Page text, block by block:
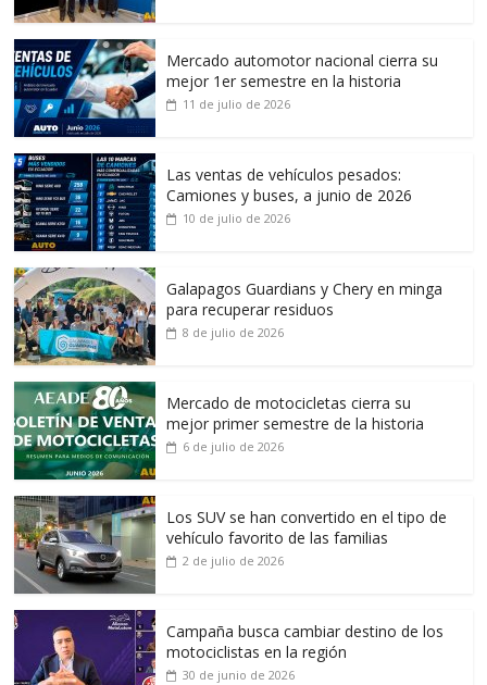
Mercado automotor nacional cierra su
mejor 1er semestre en la historia
11 de julio de 2026
Las ventas de vehículos pesados:
Camiones y buses, a junio de 2026
10 de julio de 2026
Galapagos Guardians y Chery en minga
para recuperar residuos
8 de julio de 2026
Mercado de motocicletas cierra su
mejor primer semestre de la historia
6 de julio de 2026
Los SUV se han convertido en el tipo de
vehículo favorito de las familias
2 de julio de 2026
Campaña busca cambiar destino de los
motociclistas en la región
30 de junio de 2026